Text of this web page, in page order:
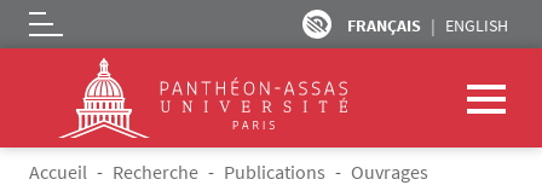
Aller au contenu principal
FRANÇAIS ENGLISH
Logo
Fil d'Ariane
Accueil Recherche Publications
Ouvrages